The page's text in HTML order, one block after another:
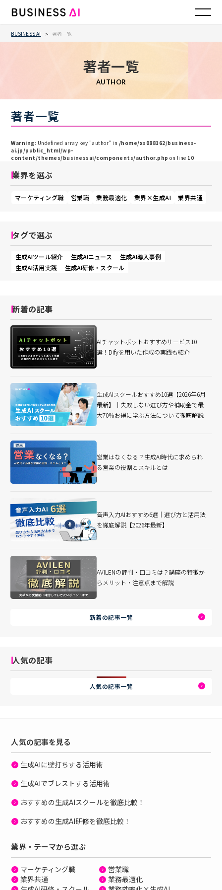
BUSINESS AI > 著者一覧
著者一覧
AUTHOR
著者一覧
Warning: Undefined array key "author" in /home/xs088162/business-
ai.jp/public_html/wp-
content/themes/businessai/components/author.php on line 10
業界を選ぶ
マーケティング職 営業職 業務最適化 業界×生成AI 業界共通
タグで選ぶ
生成AIツール紹介 生成AIニュース
生成AI導入事例
生成AI活用実践
生成AI研修・スクール
新着の記事
AIチャットボットおすすめサービス10
選！Difyを用いた作成の実践も紹介
生成AIスクールおすすめ10選【2026年6月
最新】｜失敗しない選び方や補助金で最
大70％お得に学ぶ方法について徹底解説
営業はなくなる？生成AI時代に求められ
る営業の役割とスキルとは
音声入力AIおすすめ6選｜選び方と活用法
を徹底解説【2026年最新】
AVILENの評判・口コミは？講座の特徴か
らメリット・注意点まで解説
新着の記事一覧
人気の記事
人気の記事一覧
人気の記事を見る
生成AIに壁打ちする活用術
生成AIでブレストする活用術
おすすめの生成AIスクールを徹底比較！
おすすめの生成AI研修を徹底比較！
業界・テーマから選ぶ
マーケティング職
営業職
業界共通
業務最適化